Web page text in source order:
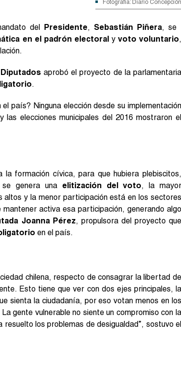
Fotografía: Diario Concepción
del Presidente, Sebastián Piñera, se
en el padrón electoraly voto voluntario,
aprobó el proyecto de la parlamentaria
.
país? Ninguna elección desde su implementación
las elecciones municipales del 2016 mostraron el
la formación cívica, para que hubiera plebiscitos,
se genera una elitización del voto, la mayor
y la menor participación está en los sectores
activa esa participación, generando algo
Joanna Pérez, propulsora del proyecto que
en el país.
chilena, respecto de consagrar la libertad de
Esto tiene que ver con dos ejes principales, la
sienta la ciudadanía, por eso votan menos en los
gente vulnerable no siente un compromiso con la
los problemas de desigualdad”, sostuvo el